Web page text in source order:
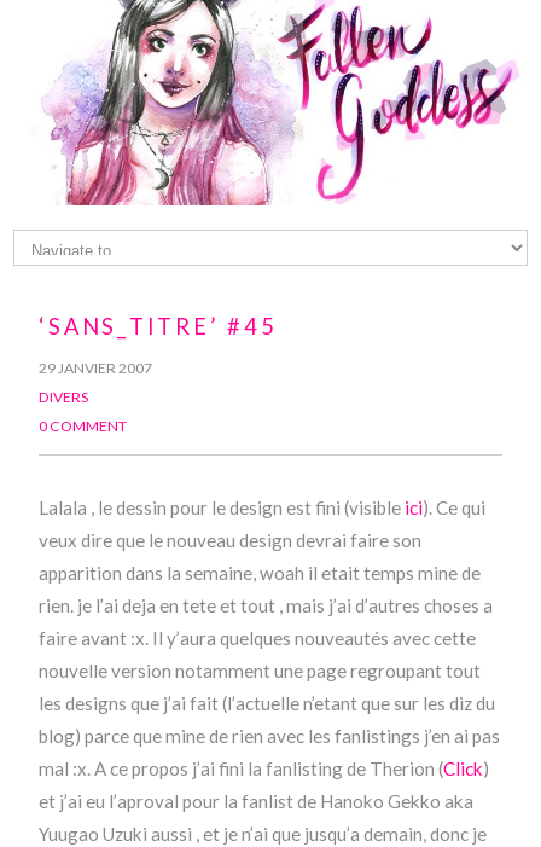
‘SANS_TITRE’ #45
29 JANVIER 2007
DIVERS
0 COMMENT
Lalala , le dessin pour le design est fini (visible ici). Ce qui
veux dire que le nouveau design devrai faire son
apparition dans la semaine, woah il etait temps mine de
rien. je l’ai deja en tete et tout , mais j’ai d’autres choses a
faire avant :x. Il y’aura quelques nouveautés avec cette
nouvelle version notamment une page regroupant tout
les designs que j’ai fait (l’actuelle n’etant que sur les diz du
blog) parce que mine de rien avec les fanlistings j’en ai pas
mal :x. A ce propos j’ai fini la fanlisting de Therion (Click)
et j’ai eu l’aproval pour la fanlist de Hanoko Gekko aka
Yuugao Uzuki aussi , et je n’ai que jusqu’a demain, donc je